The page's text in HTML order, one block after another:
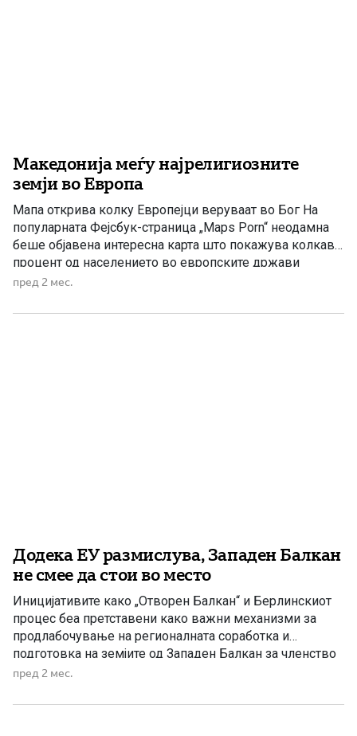
Македонија меѓу најрелигиозните
земји во Европа
Мапа открива колку Европејци веруваат во Бог На
популарната Фејсбук-страница „Maps Porn“ неодамна
беше објавена интересна карта што покажува колкав
процент од населението во европските држави
верува во Бог. Податоците откриваат значителни
очекувано, највисоко ниво на религиозност е
пред 2 мес.
Додека ЕУ размислува, Западен Балкан
не смее да стои во место
Иницијативите како „Отворен Балкан“ и Берлинскиот
процес беа претставени како важни механизми за
продлабочување на регионалната соработка и
подготовка на земјите од Западен Балкан за членство
во Европската Унија. Но, и покрај бројните средби,
под очекувањата. Дел од договореното никогаш не
пред 2 мес.